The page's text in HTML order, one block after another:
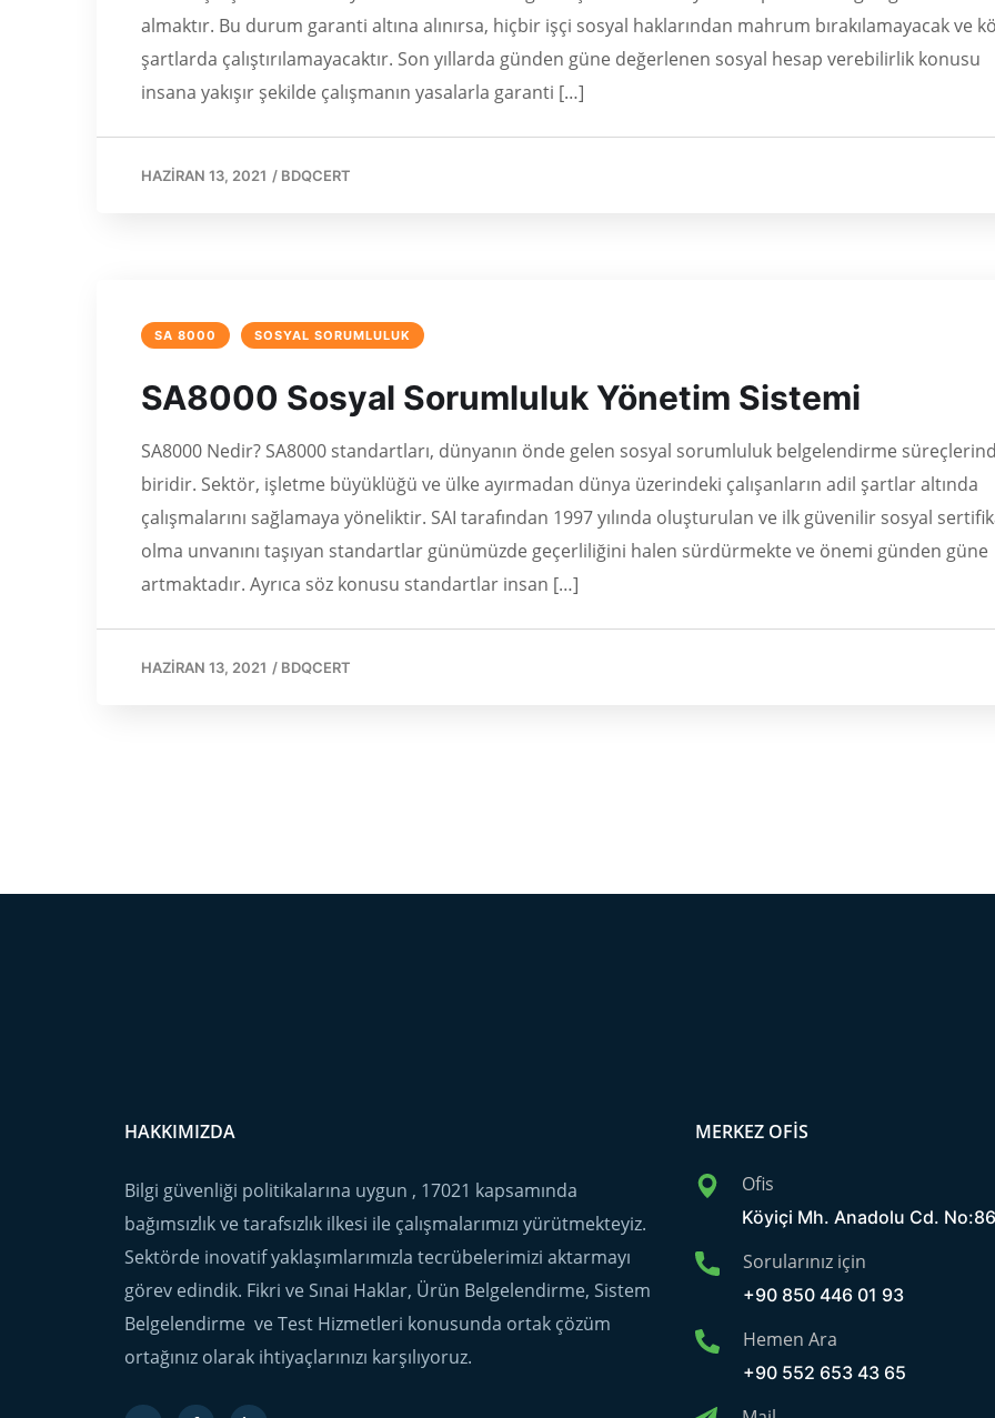
almaktır. Bu durum garanti altına alınırsa, hiçbir işçi sosyal haklarından mahrum bırakılamayacak ve
şartlarda çalıştırılamayacaktır. Son yıllarda günden güne değerlenen sosyal hesap verebilirlik konusu
insana yakışır şekilde çalışmanın yasalarla garanti […]
HAZIRAN 13, 2021 / BDQCERT
SA 8000 SOSYAL SORUMLULUK
SA8000 Sosyal Sorumluluk Yönetim Sistemi
SA8000 Nedir? SA8000 standartları, dünyanın önde gelen sosyal sorumluluk belgelendirme
biridir. Sektör, işletme büyüklüğü ve ülke ayırmadan dünya üzerindeki çalışanların adil şartlar altında
çalışmalarını sağlamaya yöneliktir. SAI tarafından 1997 yılında oluşturulan ve ilk güvenilir sosyal
olma unvanını taşıyan standartlar günümüzde geçerliliğini halen sürdürmekte ve önemi günden güne
artmaktadır. Ayrıca söz konusu standartlar insan […]
HAZIRAN 13, 2021 / BDQCERT
HAKKIMIZDA
Bilgi güvenliği politikalarına uygun , 17021 kapsamında
bağımsızlık ve tarafsızlık ilkesi ile çalışmalarımızı yürütmekteyiz.
Sektörde inovatif yaklaşımlarımızla tecrübelerimizi aktarmayı
görev edindik. Fikri ve Sınai Haklar, Ürün Belgelendirme, Sistem
Belgelendirme ve Test Hizmetleri konusunda ortak çözüm
ortağınız olarak ihtiyaçlarınızı karşılıyoruz.
MERKEZ OFIS
Ofis
Köyiçi Mh. Anadolu Cd.
Sorularınız için
+90 850 446 01 93
Hemen Ara
+90 552 653 43 65